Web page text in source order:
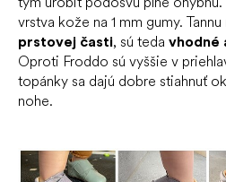
vrstva kože na 1 mm gumy. Tannu
prstovej časti, sú teda vhodné
Oproti Froddo sú vyššie v
topánky sa dajú dobre stiahnuť
nohe.